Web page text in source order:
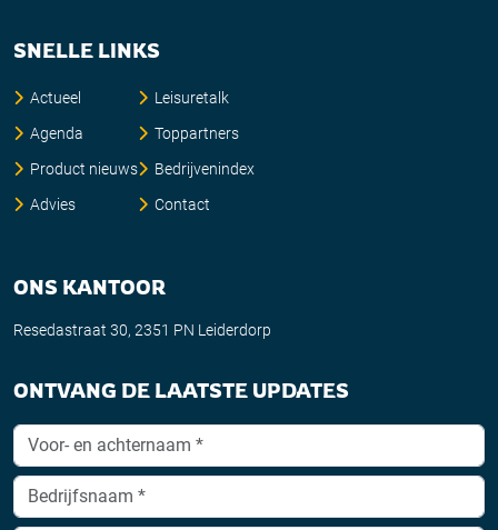
SNELLE LINKS
Actueel
Agenda
Product nieuws
Advies
Leisuretalk
Toppartners
Bedrijvenindex
Contact
ONS KANTOOR
Resedastraat 30, 2351 PN Leiderdorp
ONTVANG DE LAATSTE UPDATES